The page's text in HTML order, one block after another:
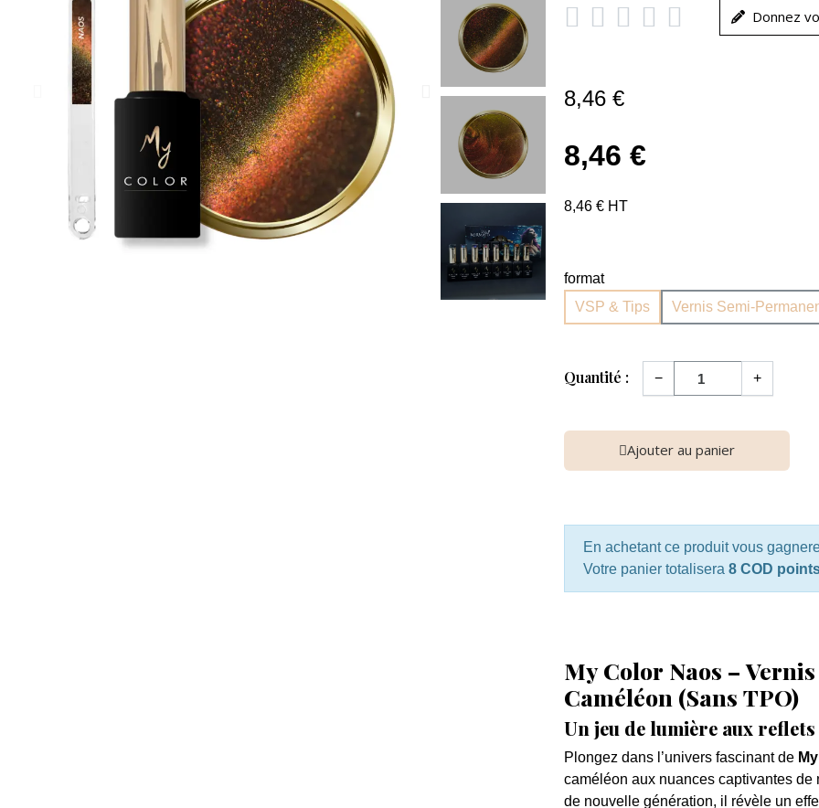
     Donnez
8,46 €
8,46 €
8,46 € HT
format
VSP & Tips
Vernis Semi-
Quantité : − +
Ajouter au panier
En achetant ce produit vous
Votre panier totalisera 8 COD
My Color Naos –
Caméléon (Sans TPO)
Un jeu de lumière aux
Plongez dans l’univers fascinant de
caméléon aux nuances captivantes de
de nouvelle génération, il révèle un